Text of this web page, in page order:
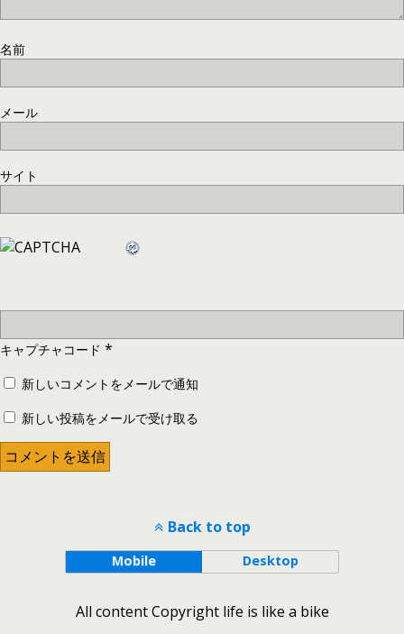
名前
メール
サイト
キャプチャコード *
新しいコメントをメールで通知
新しい投稿をメールで受け取る
Back to top
Mobile Desktop
All content Copyright life is like a bike